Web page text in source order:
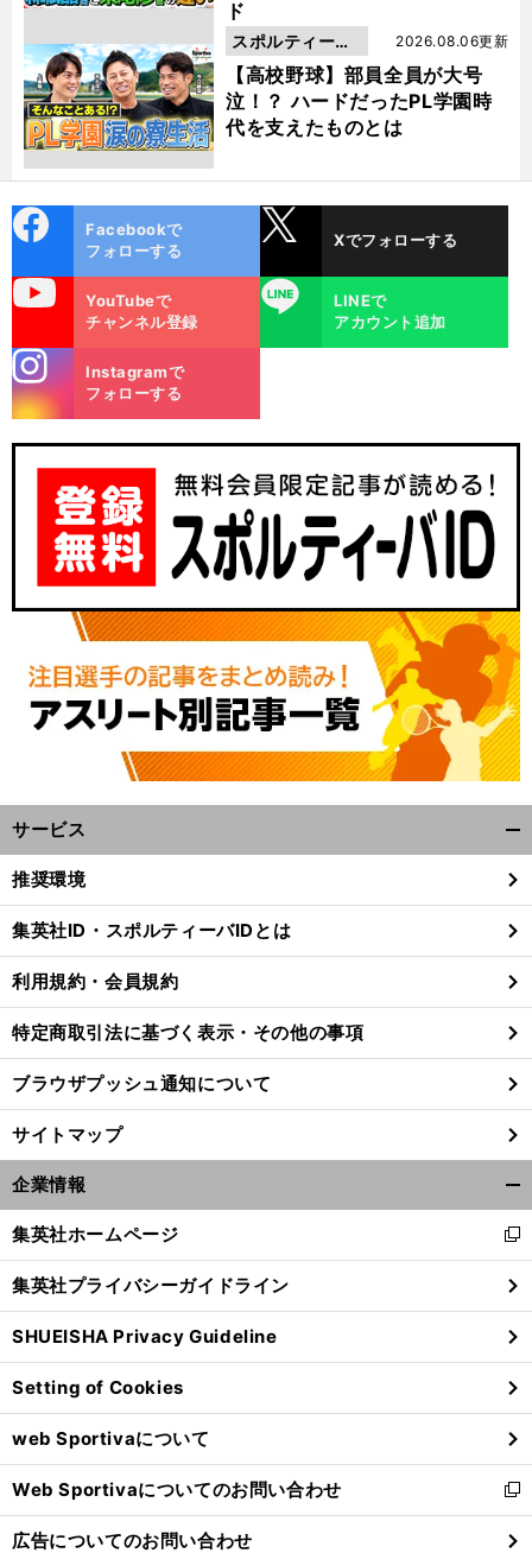
ド
【高校野球】部員全員が大号
泣！？ ハードだったPL学園時
代を支えたものとは
2026.08.06更新
スポルティーバ
動画
ok
Facebookで
フォローする
Xでフォローする
YouTubeで
チャンネル登録
LINE
LINEで
アカウント追加
m
Instagramで
フォローする
サービス
閉
る
推奨環境
集英社ID・スポルティーバIDとは
利用規約・会員規約
特定商取引法に基づく表示・その他の事項
ブラウザプッシュ通知について
サイトマップ
企業情報
閉
る
集英社ホームページ
新
し
い
ウ
ィ
ン
ド
ウ
で
開
く
集英社プライバシーガイドライン
SHUEISHA Privacy Guideline
Setting of Cookies
web Sportivaについて
Web Sportivaについてのお問い合わせ
新
し
い
広告についてのお問い合わせ